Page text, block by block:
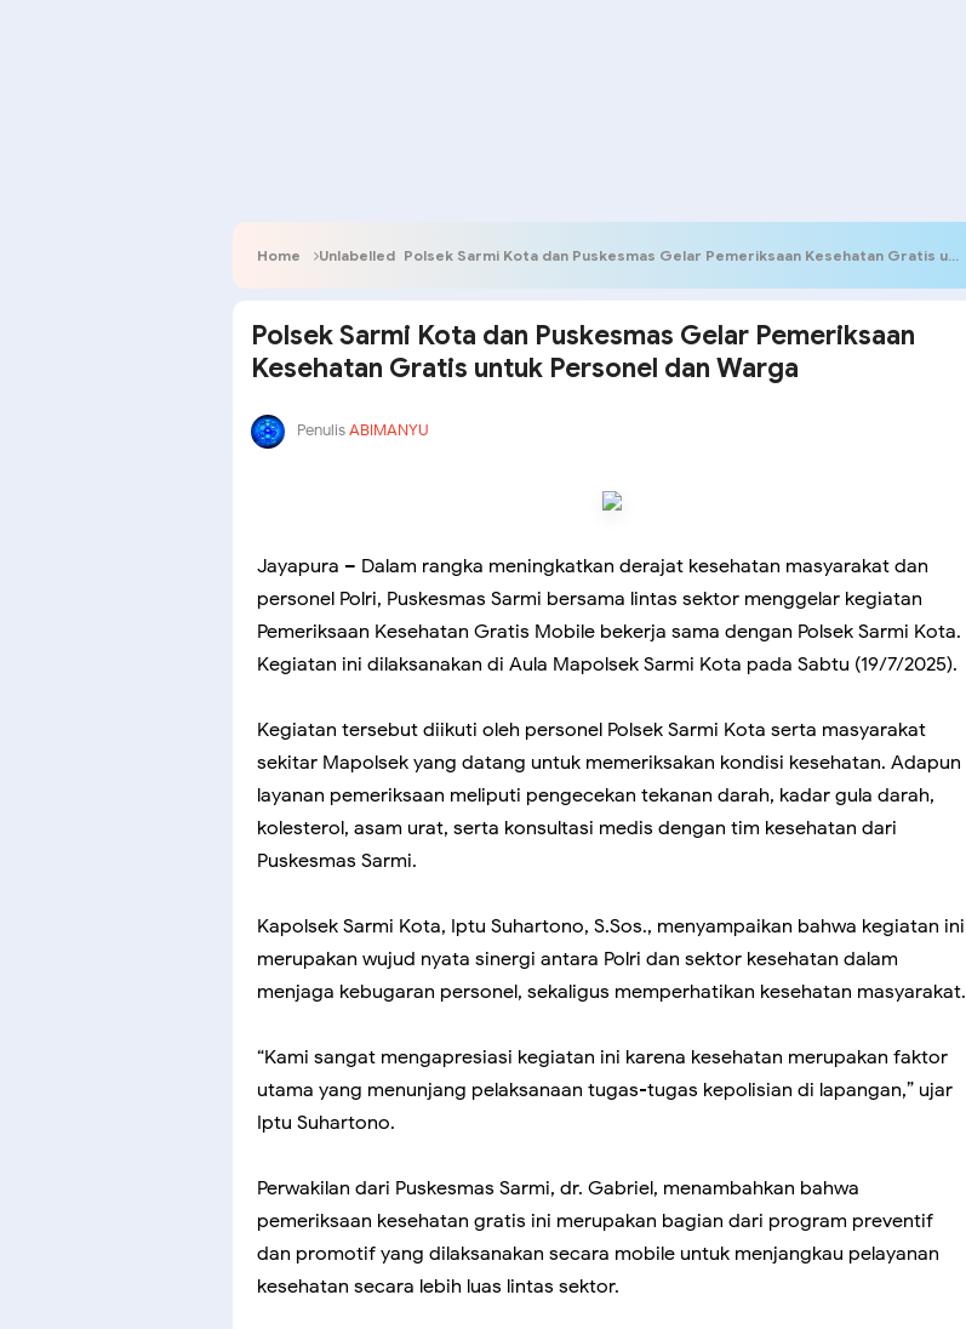
Home Unlabelled Polsek Sarmi Kota dan Puskesmas Gelar Pemeriksaan Kesehatan Gratis untuk Personel dan Warga
Polsek Sarmi Kota dan Puskesmas Gelar Pemeriksaan
Kesehatan Gratis untuk Personel dan Warga
PenulisABIMANYU
Jayapura – Dalam rangka meningkatkan derajat kesehatan masyarakat dan
personel Polri, Puskesmas Sarmi bersama lintas sektor menggelar kegiatan
Pemeriksaan Kesehatan Gratis Mobile bekerja sama dengan Polsek Sarmi Kota.
Kegiatan ini dilaksanakan di Aula Mapolsek Sarmi Kota pada Sabtu (19/7/2025).
Kegiatan tersebut diikuti oleh personel Polsek Sarmi Kota serta masyarakat
sekitar Mapolsek yang datang untuk memeriksakan kondisi kesehatan. Adapun
layanan pemeriksaan meliputi pengecekan tekanan darah, kadar gula darah,
kolesterol, asam urat, serta konsultasi medis dengan tim kesehatan dari
Puskesmas Sarmi.
Kapolsek Sarmi Kota, Iptu Suhartono, S.Sos., menyampaikan bahwa kegiatan ini
merupakan wujud nyata sinergi antara Polri dan sektor kesehatan dalam
menjaga kebugaran personel, sekaligus memperhatikan kesehatan masyarakat.
“Kami sangat mengapresiasi kegiatan ini karena kesehatan merupakan faktor
utama yang menunjang pelaksanaan tugas-tugas kepolisian di lapangan,” ujar
Iptu Suhartono.
Perwakilan dari Puskesmas Sarmi, dr. Gabriel, menambahkan bahwa
pemeriksaan kesehatan gratis ini merupakan bagian dari program preventif
dan promotif yang dilaksanakan secara mobile untuk menjangkau pelayanan
kesehatan secara lebih luas lintas sektor.